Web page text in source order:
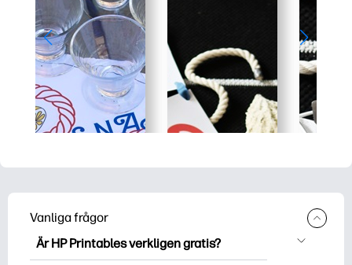
Vanliga frågor
Är HP Printables verkligen gratis?